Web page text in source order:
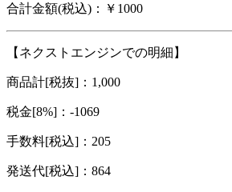
合計金額(税込)：￥1000
【ネクストエンジンでの明細】
商品計[税抜]：1,000
税金[8%]：-1069
手数料[税込]：205
発送代[税込]：864